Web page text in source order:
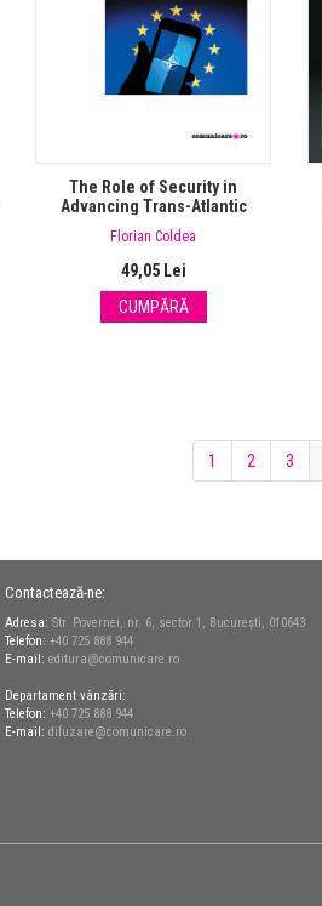
The Role of Security in
Advancing Trans-Atlantic
Integration
Florian Coldea
49,05 Lei
CUMPĂRĂ
1 2 3
Contactează-ne:
Adresa: Str. Povernei, nr. 6, sector 1, București, 010643
Telefon: +40 725 888 944
E-mail: editura@comunicare.ro
Departament vânzări:
Telefon: +40 725 888 944
E-mail: difuzare@comunicare.ro